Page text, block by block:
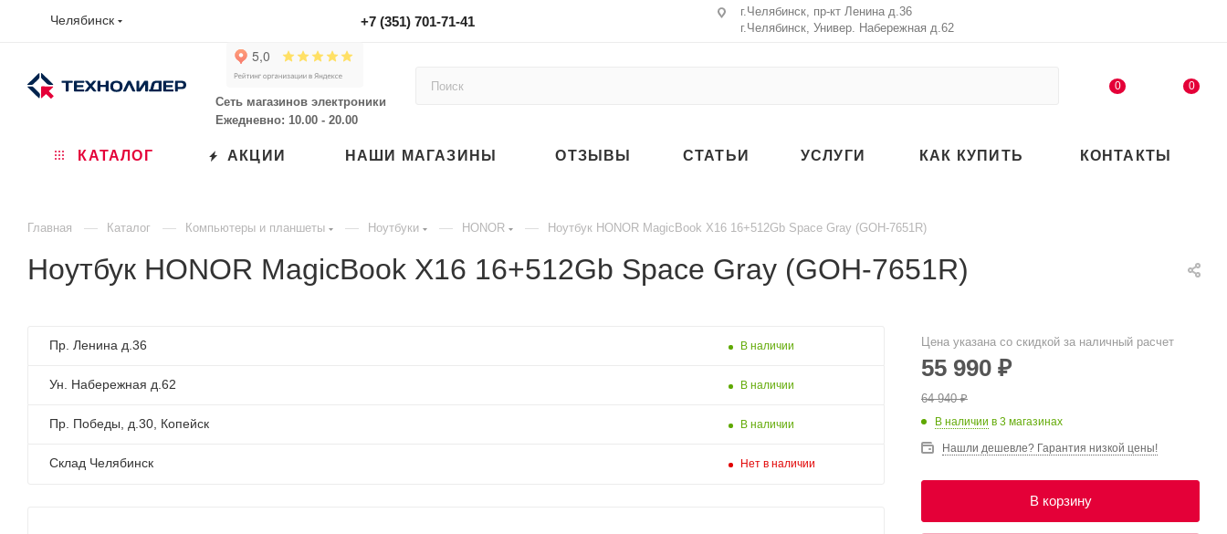
Челябинск +7 (351) 701-71-41
г.Челябинск, пр-кт Ленина д.36
г.Челябинск, Универ. Набережная д.62
Сеть магазинов электроники
Ежедневно: 10.00 - 20.00
0 0
КАТАЛОГ АКЦИИ НАШИ МАГАЗИНЫ ОТЗЫВЫ СТАТЬИ УСЛУГИ КАК КУПИТЬ КОНТАКТЫ
Главная — Каталог — Компьютеры и планшеты — Ноутбуки — HONOR — Ноутбук HONOR MagicBook X16 16+512Gb Space Gray (GOH-7651R)
Ноутбук HONOR MagicBook X16 16+512Gb Space Gray (GOH-7651R)
Пр. Ленина д.36 В наличии
Ун. Набережная д.62 В наличии
Пр. Победы, д.30, Копейск В наличии
Склад Челябинск Нет в наличии
Цена указана со скидкой за наличный расчет
55 990 ₽
64 940₽
В наличии в 3 магазинах
Нашли дешевле? Гарантия низкой цены!
В корзину